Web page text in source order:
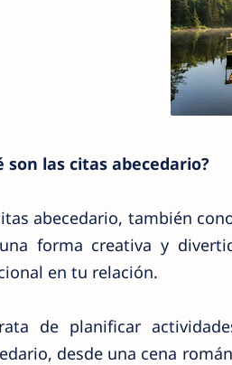
son las citas abecedario?
abecedario, también
forma creativa y
en tu relación.
de planificar
desde una cena